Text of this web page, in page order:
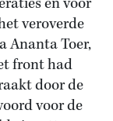
veroverde
Ananta Toer,
front had
door de
voor de